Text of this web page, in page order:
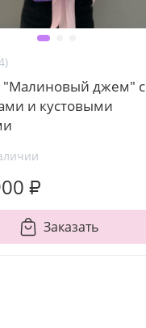
"Малиновый джем" с
и кустовыми
₽
Заказать